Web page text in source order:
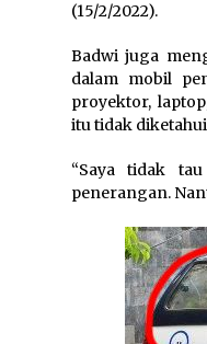
(15/2/2022).
Badwi juga
dalam mobil
proyektor,
itu tidak
“Saya tidak
penerangan.